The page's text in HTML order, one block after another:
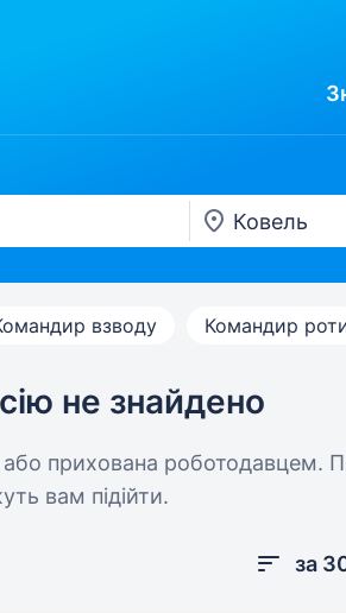
взводу Командир
не знайдено
прихована роботодавцем.
вам підійти.
за